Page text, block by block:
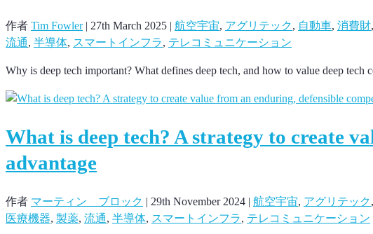
作者 Tim Fowler| 27th March 2025 | 航空宇宙, アグリテック, 自動車, 消費財,
流通, 半導体, スマートインフラ, テレコミュニケーション
Why is deep tech important? What defines deep tech, and how to value deep
What is deep tech? A strategy to create
advantage
作者 マーティン ブロック | 29th November 2024 | 航空宇宙, アグリテック,
医療機器, 製薬, 流通, 半導体, スマートインフラ, テレコミュニケーション